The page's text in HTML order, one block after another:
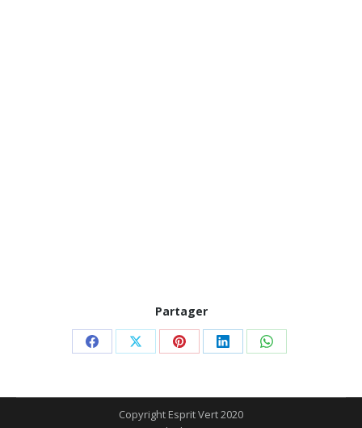
Partager
Partager
Facebook
Partager
X
Partager
Pinterest
Partager
LinkedIn
Partager
WhatsApp
Copyright Esprit Vert 2020